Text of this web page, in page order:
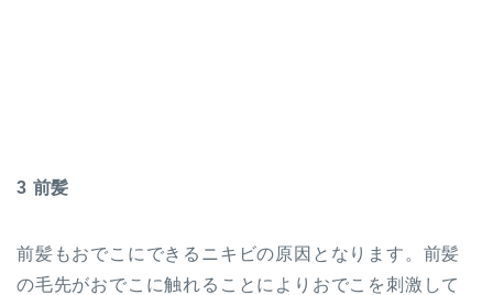
3 前髪
前髪もおでこにできるニキビの原因となります。前髪
の毛先がおでこに触れることによりおでこを刺激して